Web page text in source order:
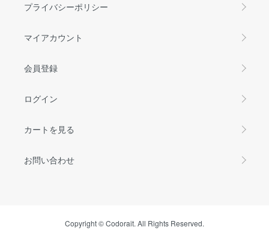
プライバシーポリシー
マイアカウント
会員登録
ログイン
カートを見る
お問い合わせ
Copyright © Codorait. All Rights Reserved.